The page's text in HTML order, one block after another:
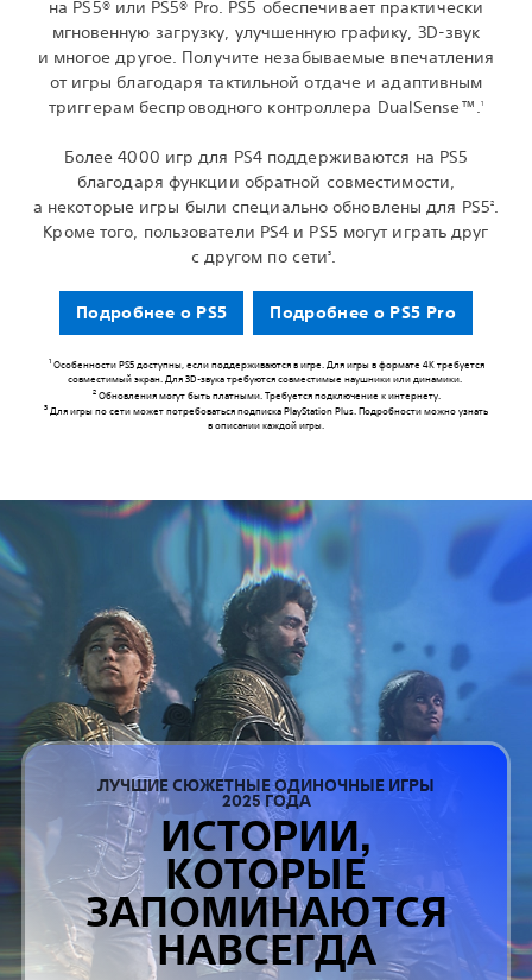
на PS5® или PS5® Pro. PS5 обеспечивает практически
мгновенную загрузку, улучшенную графику, 3D-звук
и многое другое. Получите незабываемые впечатления
от игры благодаря тактильной отдаче и адаптивным
триггерам беспроводного контроллера DualSense™.
Более 4000 игр для PS4 поддерживаются на PS5
благодаря функции обратной совместимости,
а некоторые игры были специально обновлены для PS5 2 .
Кроме того, пользователи PS4 и PS5 могут играть друг
с другом по сети3 .
Подробнее о PS5 Подробнее о PS5 Pro
1Особенности PS5 доступны, если поддерживаются в игре. Для игры в формате 4K требуется
совместимый экран. Для 3D-звука требуются совместимые наушники или динамики.
2Обновления могут быть платными. Требуется подключение к интернету.
3 Для игры по сети может потребоваться подписка PlayStation Plus. Подробности можно узнать
в описании каждой игры.
ЛУЧШИЕ СЮЖЕТНЫЕ ОДИНОЧНЫЕ ИГРЫ
2025 ГОДА
ИСТОРИИ,
КОТОРЫЕ
ЗАПОМИНАЮТСЯ
НАВСЕГДА